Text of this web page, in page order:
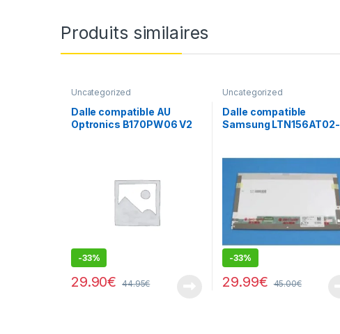
Produits similaires
Uncategorized
Dalle compatible AU
Optronics B170PW06 V2
-33%
29.90€ 44.95€
Uncategorized
Dalle compatible
Samsung LTN156AT02-
-33%
29.99€ 45.00€